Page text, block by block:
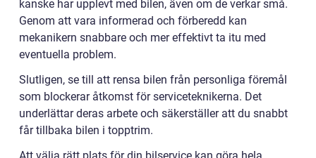
kanske har upplevt med bilen, även om de verkar små.
Genom att vara informerad och förberedd kan
mekanikern snabbare och mer effektivt ta itu med
eventuella problem.
Slutligen, se till att rensa bilen från personliga föremål
som blockerar åtkomst för serviceteknikerna. Det
underlättar deras arbete och säkerställer att du snabbt
får tillbaka bilen i topptrim.